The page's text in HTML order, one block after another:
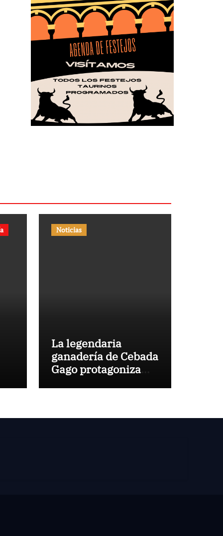
Noticias
La legendaria
ganadería de Cebada
Gago protagoniza